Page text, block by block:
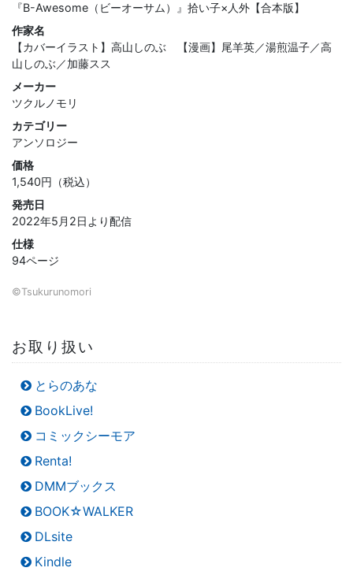
『B-Awesome（ビーオーサム）』拾い子×人外【合本版】
作家名
【カバーイラスト】高山しのぶ 【漫画】尾羊英／湯煎温子／高
山しのぶ／加藤スス
メーカー
ツクルノモリ
カテゴリー
アンソロジー
価格
1,540円（税込）
発売日
2022年5月2日より配信
仕様
94ページ
©Tsukurunomori
お取り扱い
とらのあな
BookLive!
コミックシーモア
Renta!
DMMブックス
BOOK☆WALKER
DLsite
Kindle